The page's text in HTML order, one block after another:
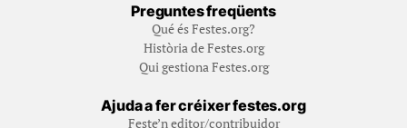
Preguntes freqüents
Qué és Festes.org?
Història de Festes.org
Qui gestiona Festes.org
Ajuda a fer créixer festes.org
Feste’n editor/contribuidor